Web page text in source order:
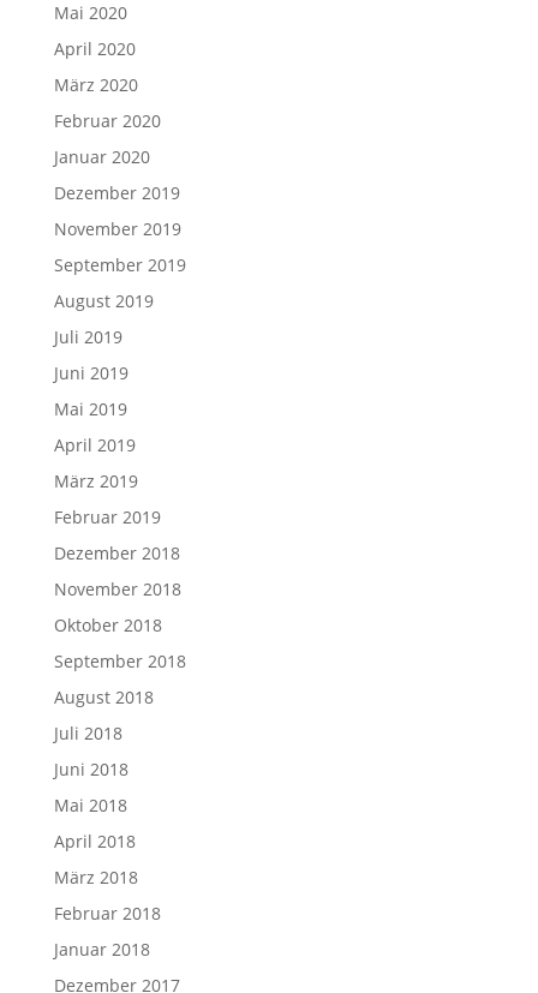
Mai 2020
April 2020
März 2020
Februar 2020
Januar 2020
Dezember 2019
November 2019
September 2019
August 2019
Juli 2019
Juni 2019
Mai 2019
April 2019
März 2019
Februar 2019
Dezember 2018
November 2018
Oktober 2018
September 2018
August 2018
Juli 2018
Juni 2018
Mai 2018
April 2018
März 2018
Februar 2018
Januar 2018
Dezember 2017